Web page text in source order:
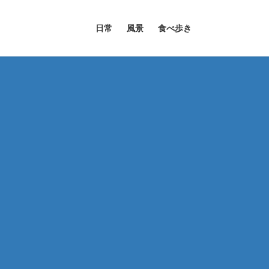
日常 風景 食べ歩き